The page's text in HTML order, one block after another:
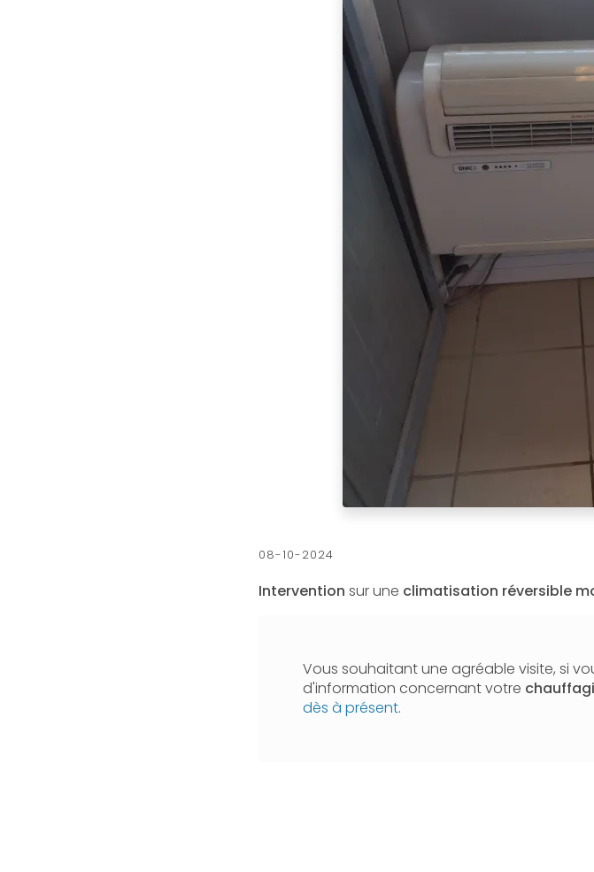
08-10-2024
Intervention sur une climatisation réversible
Vous souhaitant une agréable visite, si
d'information concernant votre
dès à présent.